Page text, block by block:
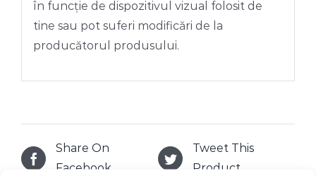
în funcție de dispozitivul vizual folosit de
tine sau pot suferi modificări de la
producătorul produsului.
Share On
Facebook
Tweet This
Product